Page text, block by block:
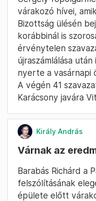
várakozó hívei,
Bizottság ülésén
korábbinál is
érvénytelen
újraszámlálása
nyerte a vasárnapi
A végén 41
Karácsony javára
Király András
Várnak az
Barabás Richárd a
felszólításának
épülete előtt